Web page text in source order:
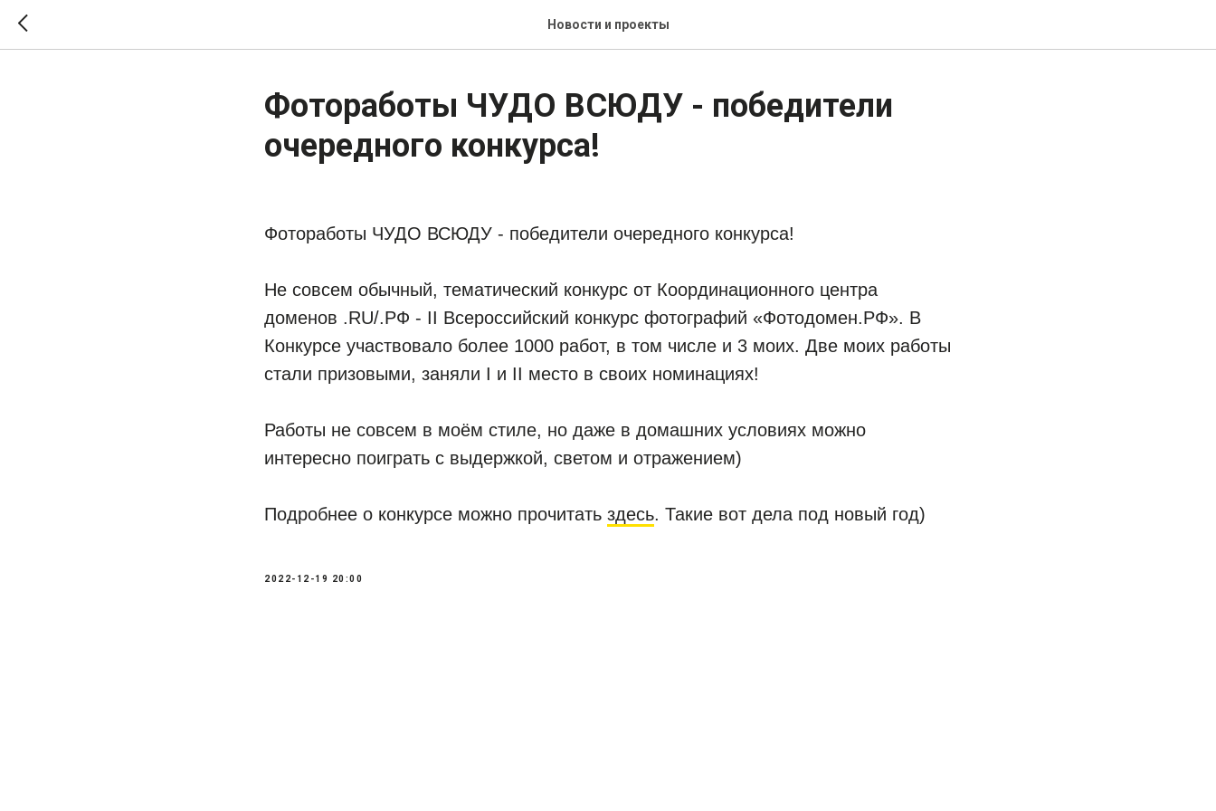
Новости и проекты
Фотоработы ЧУДО ВСЮДУ - победители
очередного конкурса!
Фотоработы ЧУДО ВСЮДУ - победители очередного конкурса!
Не совсем обычный, тематический конкурс от Координационного центра
доменов .RU/.РФ - II Всероссийский конкурс фотографий «Фотодомен.РФ». В
Конкурсе участвовало более 1000 работ, в том числе и 3 моих. Две моих работы
стали призовыми, заняли I и II место в своих номинациях!
Работы не совсем в моём стиле, но даже в домашних условиях можно
интересно поиграть с выдержкой, светом и отражением)
Подробнее о конкурсе можно прочитать здесь. Такие вот дела под новый год)
2022-12-19 20:00